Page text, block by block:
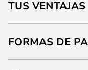
TUS VENTAJAS
FORMAS DE